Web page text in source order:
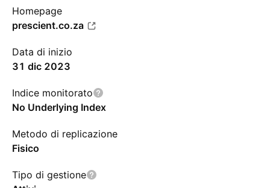
Homepage
prescient.co.za
Data di inizio
31 dic 2023
Indice monitorato
No Underlying Index
Metodo di replicazione
Fisico
Tipo di gestione